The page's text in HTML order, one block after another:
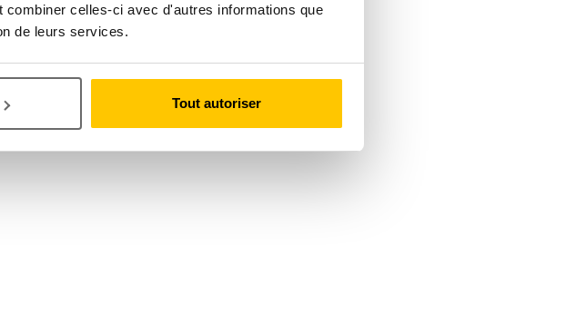
celles-ci avec d'autres informations que
de leurs services.
Tout autoriser